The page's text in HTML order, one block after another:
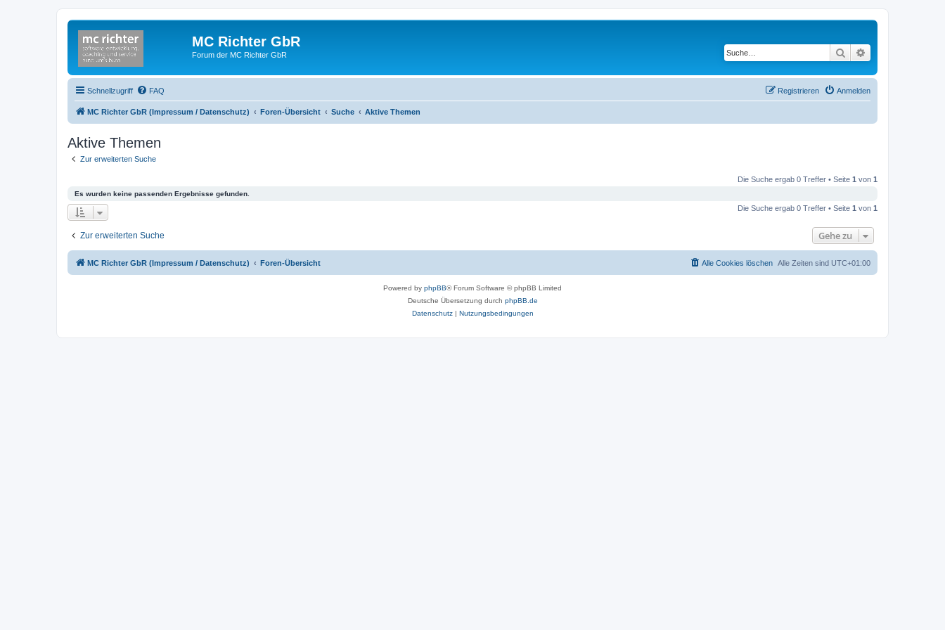
MC Richter GbR
Forum der MC Richter GbR Suche
Schnellzugriff FAQ Anmelden
Registrieren
MC Richter GbR (Impressum / Datenschutz) Foren-Übersicht Suche Aktive Themen
Aktive Themen
Zur erweiterten Suche
Die Suche ergab 0 Treffer • Seite 1 von 1
Es wurden keine passenden Ergebnisse gefunden.
Die Suche ergab 0 Treffer • Seite 1 von 1
Zur erweiterten Suche Gehe zu
MC Richter GbR (Impressum / Datenschutz) Foren-Übersicht Alle Zeiten sind UTC+01:00
Alle Cookies löschen
Powered by phpBB® Forum Software © phpBB Limited
Deutsche Übersetzung durch phpBB.de
Datenschutz| Nutzungsbedingungen